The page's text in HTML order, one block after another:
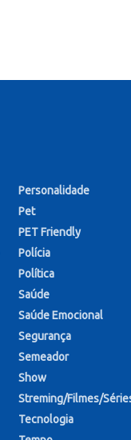
Personalidade
Pet
PET Friendly
Polícia
Política
Saúde
Saúde Emocional
Segurança
Semeador
Show
Streming/Filmes/
Tecnologia